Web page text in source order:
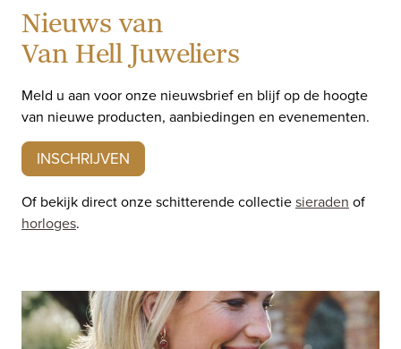
Nieuws van
Van Hell Juweliers
Meld u aan voor onze nieuwsbrief en blijf op de hoogte
van nieuwe producten, aanbiedingen en evenementen.
INSCHRIJVEN
Of bekijk direct onze schitterende collectiesieraden of
horloges.